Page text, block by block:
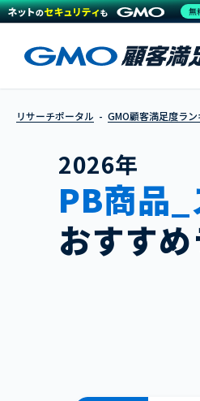
リサーチポータル GMO顧客満足度ラ
2026年
PB商品
おすす
無